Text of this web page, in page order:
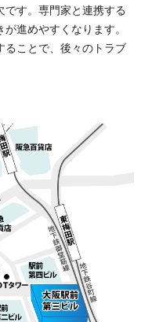
す。専門家と連携する
進めやすくなります。
ることで、後々のトラブ